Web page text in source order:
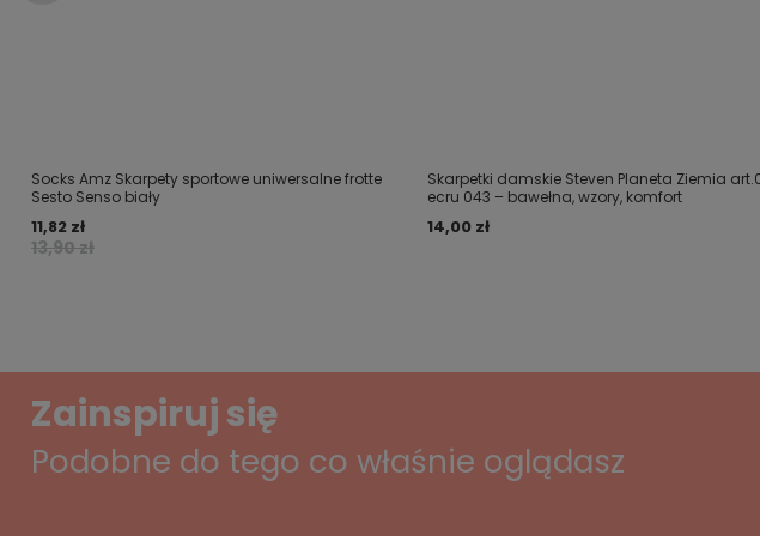
Socks Amz Skarpety sportowe uniwersalne frotte
Sesto Senso biały
13,90 zł
11,82 zł
Skarpetki damskie Steven Planeta Ziemia
ecru 043 – bawełna, wzory, komfort
14,00 zł
Zainspiruj się
Podobne do tego co właśnie oglądasz